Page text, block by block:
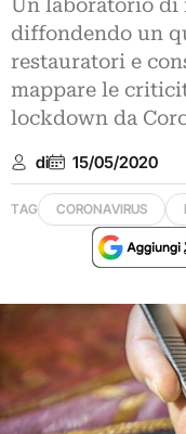
Un laboratorio di
diffondendo un
restauratori e
mappare le
lockdown da
di 15/05/2020
TAG CORONAVIRUS